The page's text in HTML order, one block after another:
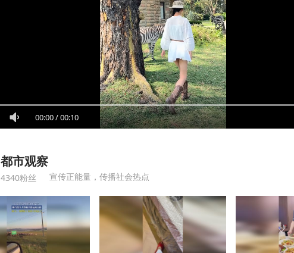
00:00/00:10
都市观察
4340粉丝 宣传正能量，传播社会热点